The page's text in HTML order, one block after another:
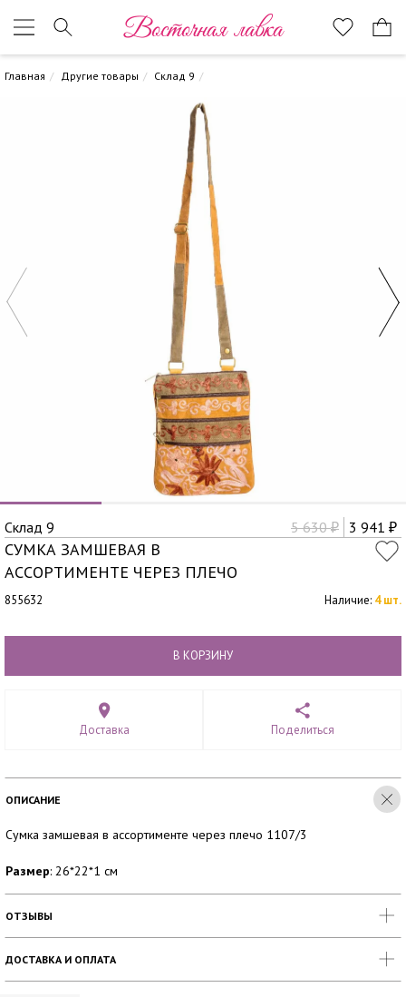
Восточная лавка
Главная Другие товары Склад 9
Склад 9 5 630₽ 3 941 ₽
СУМКА ЗАМШЕВАЯ В
АССОРТИМЕНТЕ ЧЕРЕЗ ПЛЕЧО
855632 Наличие: 4 шт.
В КОРЗИНУ
Доставка Поделиться
ОПИСАНИЕ
Сумка замшевая в ассортименте через плечо 1107/3
Размер: 26*22*1 см
ОТЗЫВЫ
ДОСТАВКА И ОПЛАТА